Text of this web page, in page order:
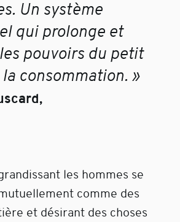
Un système
qui prolonge et
pouvoirs du petit
consommation. »
les hommes se
comme des
et désirant des choses